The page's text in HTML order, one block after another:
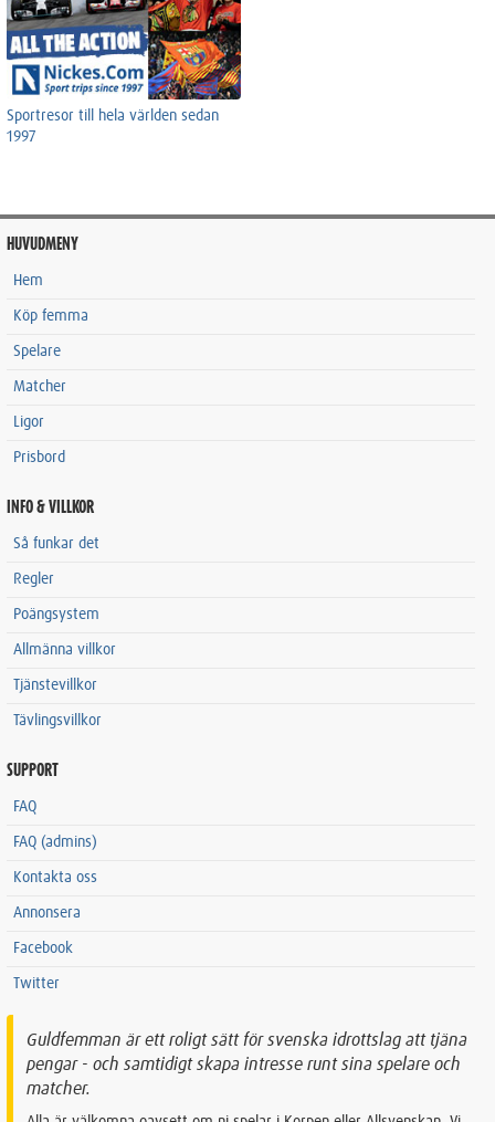
Sportresor till hela världen sedan
1997
HUVUDMENY
Hem
Köp femma
Spelare
Matcher
Ligor
Prisbord
INFO & VILLKOR
Så funkar det
Regler
Poängsystem
Allmänna villkor
Tjänstevillkor
Tävlingsvillkor
SUPPORT
FAQ
FAQ (admins)
Kontakta oss
Annonsera
Facebook
Twitter
Guldfemman är ett roligt sätt för svenska idrottslag att tjäna
pengar - och samtidigt skapa intresse runt sina spelare och
matcher.